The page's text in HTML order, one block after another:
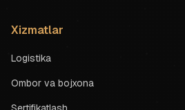
Xizmatlar
Logistika
Ombor va bojxona